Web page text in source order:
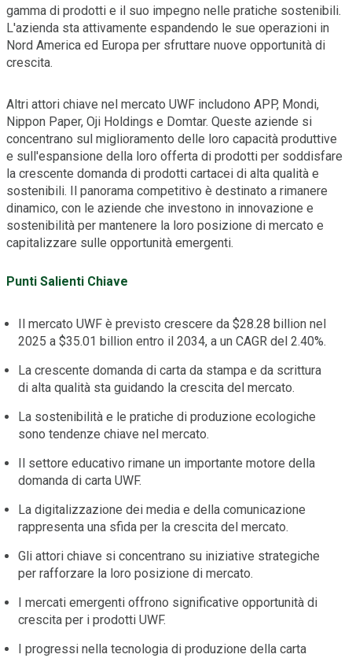
gamma di prodotti e il suo impegno nelle pratiche sostenibili.
L'azienda sta attivamente espandendo le sue operazioni in
Nord America ed Europa per sfruttare nuove opportunità di
crescita.
Altri attori chiave nel mercato UWF includono APP, Mondi,
Nippon Paper, Oji Holdings e Domtar. Queste aziende si
concentrano sul miglioramento delle loro capacità produttive
e sull'espansione della loro offerta di prodotti per soddisfare
la crescente domanda di prodotti cartacei di alta qualità e
sostenibili. Il panorama competitivo è destinato a rimanere
dinamico, con le aziende che investono in innovazione e
sostenibilità per mantenere la loro posizione di mercato e
capitalizzare sulle opportunità emergenti.
Punti Salienti Chiave
Il mercato UWF è previsto crescere da $28.28 billion nel
2025 a $35.01 billion entro il 2034, a un CAGR del 2.40%.
La crescente domanda di carta da stampa e da scrittura
di alta qualità sta guidando la crescita del mercato.
La sostenibilità e le pratiche di produzione ecologiche
sono tendenze chiave nel mercato.
Il settore educativo rimane un importante motore della
domanda di carta UWF.
La digitalizzazione dei media e della comunicazione
rappresenta una sfida per la crescita del mercato.
Gli attori chiave si concentrano su iniziative strategiche
per rafforzare la loro posizione di mercato.
I mercati emergenti offrono significative opportunità di
crescita per i prodotti UWF.
I progressi nella tecnologia di produzione della carta